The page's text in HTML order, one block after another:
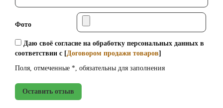
Фото
Даю своё согласие на обработку персональных данных в
соответствии с [Договором продажи товаров]
Поля, отмеченные *, обязательны для заполнения
Оставить отзыв